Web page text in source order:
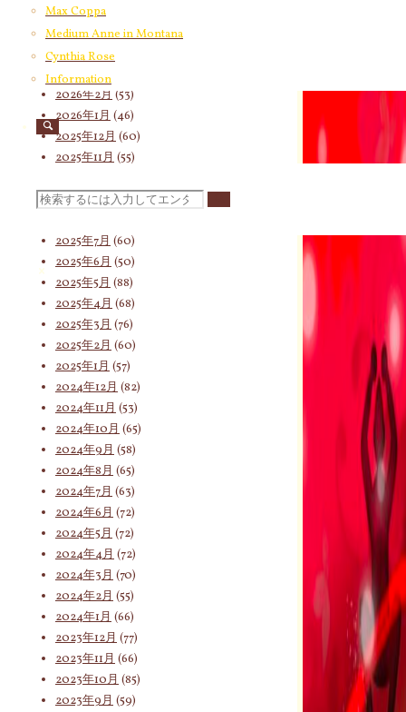
Max Coppa
Medium Anne in Montana
Cynthia Rose
Information
検
索
対
象:
2026年6月
2026年5月(67)
2026年4月(76)
2026年3月
2026年2月 (53)
2026年1月 (46)
2025年12月 (60)
2025年11月 (55)
2025年9月(62)
2025年7月 (60)
2025年6月 (50)
2025年5月 (88)
2025年4月 (68)
2025年3月 (76)
2025年2月 (60)
2025年1月 (57)
2024年12月 (82)
2024年11月 (53)
2024年10月 (65)
2024年9月 (58)
2024年8月 (65)
2024年7月 (63)
2024年6月 (72)
2024年5月 (72)
2024年4月 (72)
2024年3月 (70)
2024年2月 (55)
2024年1月 (66)
2023年12月 (77)
2023年11月 (66)
2023年10月 (85)
2023年9月 (59)